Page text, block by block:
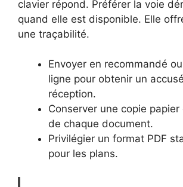
clavier répond. Préférer la voie
quand elle est disponible. Elle
une traçabilité.
Envoyer en recommandé
ligne pour obtenir un
réception.
Conserver une copie
de chaque document.
Privilégier un format PDF
pour les plans.